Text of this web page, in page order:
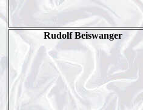
Rudolf Beiswanger